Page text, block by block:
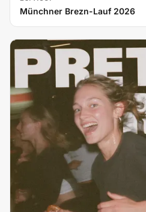
Münchner Brezn-Lauf 2026